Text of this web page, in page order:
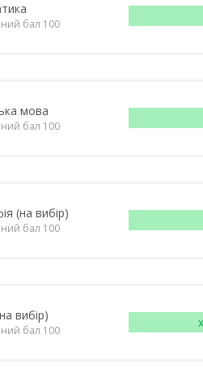
бал 100
мова
бал 100
(на вибір)
бал 100
вибір)
бал 100